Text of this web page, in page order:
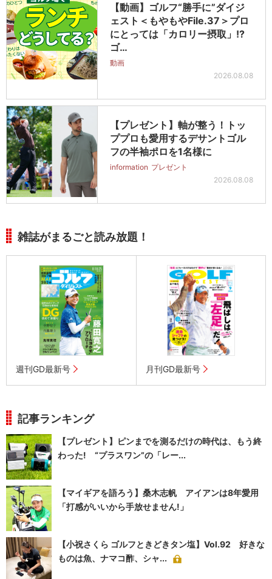
【動画】ゴルフ“勝手に”ダイジ
ェスト＜もやもやFile.37＞プロ
にとっては「カロリー摂取」!?
ゴ…
動画
2026.08.08
【プレゼント】軸が整う！トッ
ププロも愛用するデサントゴル
フの半袖ポロを1名様に
information プレゼント
2026.08.08
雑誌がまるごと読み放題！
週刊GD最新号 月刊GD最新号
記事ランキング
【プレゼント】ピンまでを測るだけの時代は、もう終
わった! “プラスワン”の「レー...
【マイギアを語ろう】桑木志帆 アイアンは8年愛用
「打感がいいから手放せません!」
【小祝さくら ゴルフときどきタン塩】Vol.92 好きな
ものは魚、ナマコ酢、シャ...